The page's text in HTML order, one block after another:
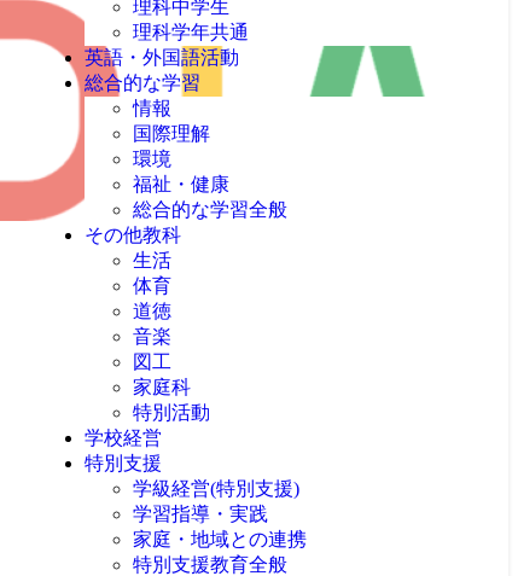
理科中学生
理科学年共通
英語・外国語活動
総合的な学習
情報
国際理解
環境
福祉・健康
総合的な学習全般
その他教科
生活
体育
道徳
音楽
図工
家庭科
特別活動
学校経営
特別支援
学級経営(特別支援)
学習指導・実践
家庭・地域との連携
特別支援教育全般